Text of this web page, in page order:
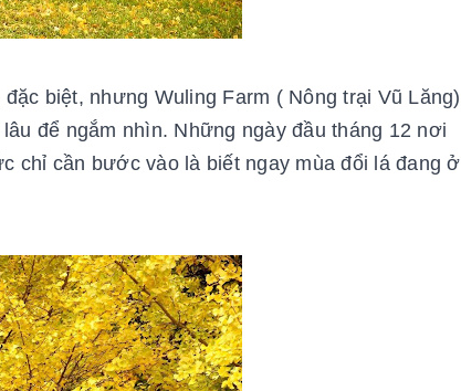
biệt, nhưng Wuling Farm ( Nông trại Vũ Lăng)
để ngắm nhìn. Những ngày đầu tháng 12 nơi
chỉ cần bước vào là biết ngay mùa đổi lá đang ở